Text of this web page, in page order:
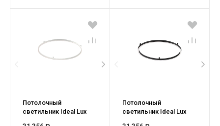
Потолочный
светильник Ideal Lux
Потолочный
светильник Ideal Lux